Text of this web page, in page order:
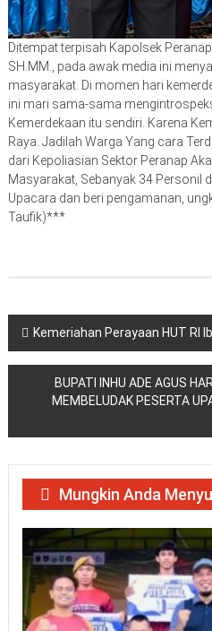
Ditempat terpisah Kapolsek
SH.MM., pada awak media ini
masyarakat. Di momen hari
ini mari sama-sama
Kemerdekaan itu sendiri. Karena
Raya. Jadilah Warga Yang cara
dari Kepoliasian Sektor Peranap
Masyarakat, Sebanyak 34 Personil
Upacara dan beri pengamanan,
Taufik)***
Navigasi
pos
Kemeriahan Perayaan HUT RI
BUPATI INHU ADE AGUS
MEMBELUDAK PESERTA
Mungkin Anda